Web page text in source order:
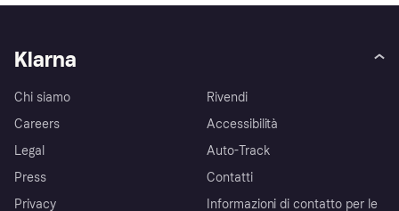
Klarna
Chi siamo
Careers
Legal
Press
Privacy
Rivendi
Accessibilità
Auto-Track
Contatti
Informazioni di contatto per le